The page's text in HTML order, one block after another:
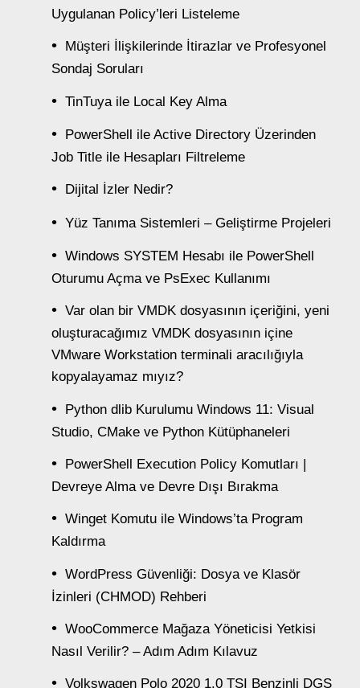
Uygulanan Policy’leri Listeleme
Müşteri İlişkilerinde İtirazlar ve Profesyonel
Sondaj Soruları
TinTuya ile Local Key Alma
PowerShell ile Active Directory Üzerinden
Job Title ile Hesapları Filtreleme
Dijital İzler Nedir?
Yüz Tanıma Sistemleri – Geliştirme Projeleri
Windows SYSTEM Hesabı ile PowerShell
Oturumu Açma ve PsExec Kullanımı
Var olan bir VMDK dosyasının içeriğini, yeni
oluşturacağımız VMDK dosyasının içine
VMware Workstation terminali aracılığıyla
kopyalayamaz mıyız?
Python dlib Kurulumu Windows 11: Visual
Studio, CMake ve Python Kütüphaneleri
PowerShell Execution Policy Komutları |
Devreye Alma ve Devre Dışı Bırakma
Winget Komutu ile Windows’ta Program
Kaldırma
WordPress Güvenliği: Dosya ve Klasör
İzinleri (CHMOD) Rehberi
WooCommerce Mağaza Yöneticisi Yetkisi
Nasıl Verilir? – Adım Adım Kılavuz
Volkswagen Polo 2020 1.0 TSI Benzinli DGS